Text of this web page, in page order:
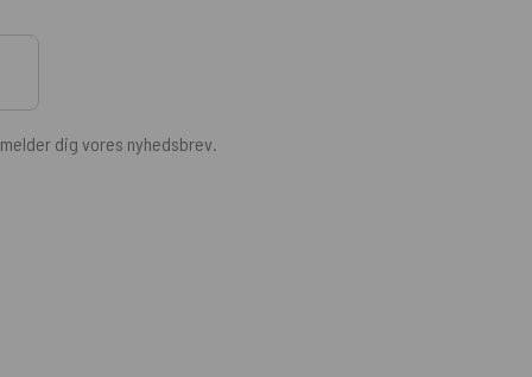
dig vores nyhedsbrev.